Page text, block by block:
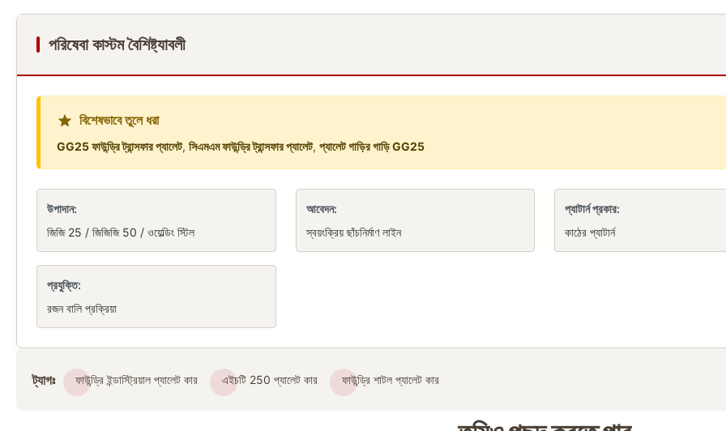
পরিষেবা কাস্টম বৈশিষ্ট্যাবলী
বিশেষভাবে তুলে ধরা
GG25 ফাউন্ড্রি ট্রান্সফার প্যালেট, সিএমএম ফাউন্ড্রি ট্রান্সফার প্যালেট, প্যালেট গাড়ির গাড়ি GG25
উপাদান:
জিজি 25 / জিজিজি 50 / ওয়েল্ডিং স্টিল
আবেদন:
স্বয়ংক্রিয় ছাঁচনির্মাণ লাইন
প্যাটার্ন প্রকার:
কাঠের প্যাটার্ন
প্রযুক্তি:
রজন বালি প্রক্রিয়া
ট্যাগঃ ফাউন্ড্রি ইন্ডাস্ট্রিয়াল প্যালেট কার এইচটি 250 প্যালেট কার ফাউন্ড্রি শাটল প্যালেট কার